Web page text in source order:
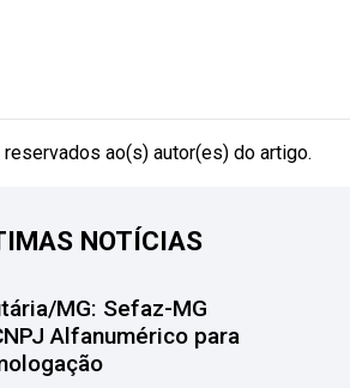
ao(s) autor(es) do artigo.
NOTÍCIAS
MG: Sefaz-MG
Alfanumérico para